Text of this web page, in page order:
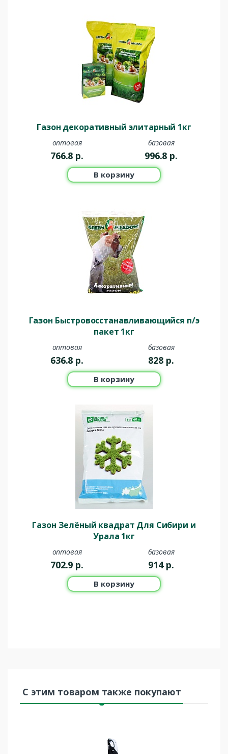
Газон декоративный элитарный 1кг
оптовая
766.8 р.
базовая
996.8 р.
В корзину
Газон Быстровосстанавливающийся п/э
пакет 1кг
оптовая
636.8 р.
базовая
828 р.
В корзину
Газон Зелёный квадрат Для Сибири и
Урала 1кг
оптовая
702.9 р.
базовая
914 р.
В корзину
С этим товаром также покупают